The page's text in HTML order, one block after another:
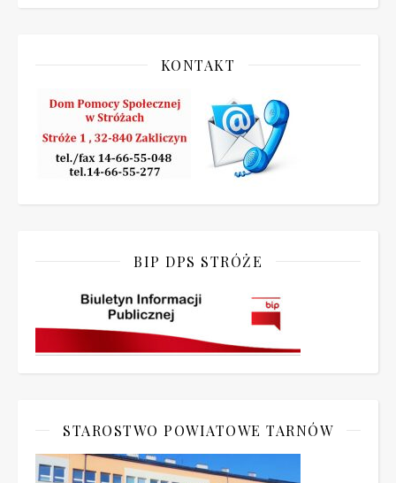
KONTAKT
BIP DPS STRÓŻE
STAROSTWO POWIATOWE TARNÓW